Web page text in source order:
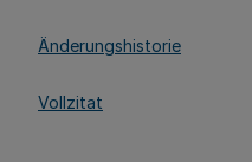
Änderungshistorie
Vollzitat